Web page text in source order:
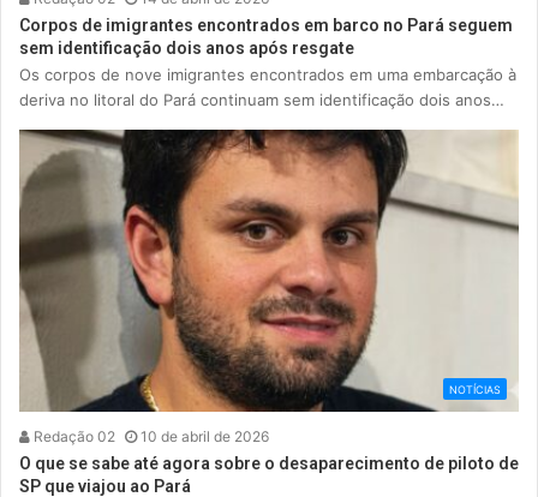
Corpos de imigrantes encontrados em barco no Pará seguem
sem identificação dois anos após resgate
Os corpos de nove imigrantes encontrados em uma embarcação à
deriva no litoral do Pará continuam sem identificação dois anos…
NOTÍCIAS
Redação 02 10 de abril de 2026
O que se sabe até agora sobre o desaparecimento de piloto de
SP que viajou ao Pará